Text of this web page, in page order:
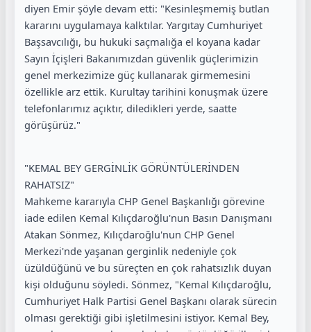
diyen Emir şöyle devam etti: "Kesinleşmemiş butlan
kararını uygulamaya kalktılar. Yargıtay Cumhuriyet
Başsavcılığı, bu hukuki saçmalığa el koyana kadar
Sayın İçişleri Bakanımızdan güvenlik güçlerimizin
genel merkezimize güç kullanarak girmemesini
özellikle arz ettik. Kurultay tarihini konuşmak üzere
telefonlarımız açıktır, diledikleri yerde, saatte
görüşürüz."
"KEMAL BEY GERGİNLİK GÖRÜNTÜLERİNDEN
RAHATSIZ"
Mahkeme kararıyla CHP Genel Başkanlığı görevine
iade edilen Kemal Kılıçdaroğlu'nun Basın Danışmanı
Atakan Sönmez, Kılıçdaroğlu'nun CHP Genel
Merkezi'nde yaşanan gerginlik nedeniyle çok
üzüldüğünü ve bu süreçten en çok rahatsızlık duyan
kişi olduğunu söyledi. Sönmez, "Kemal Kılıçdaroğlu,
Cumhuriyet Halk Partisi Genel Başkanı olarak sürecin
olması gerektiği gibi işletilmesini istiyor. Kemal Bey,